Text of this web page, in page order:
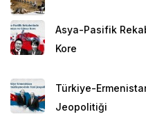
Asya-Pasifik
Kore
Türkiye-
Jeopolitiği